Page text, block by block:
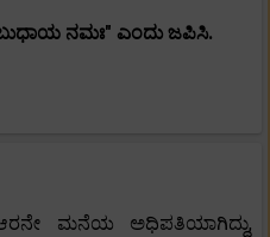
ನಮಃ" ಎಂದು ಜಪಿಸಿ.
ಮನೆಯ ಅಧಿಪತಿಯಾಗಿದ್ದು,